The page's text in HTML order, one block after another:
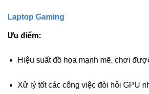
Laptop Gaming
Ưu điểm:
Hiệu suất đồ họa mạnh mẽ, chơi
Xử lý tốt các công việc đòi hỏi GPU